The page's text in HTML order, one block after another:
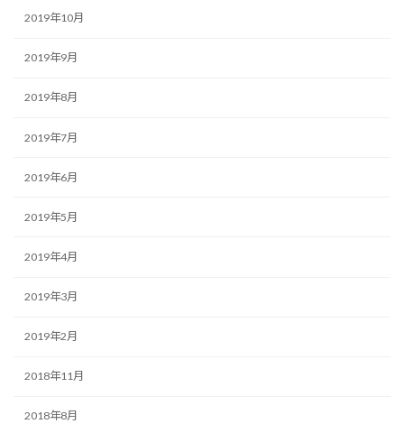
2019年10月
2019年9月
2019年8月
2019年7月
2019年6月
2019年5月
2019年4月
2019年3月
2019年2月
2018年11月
2018年8月